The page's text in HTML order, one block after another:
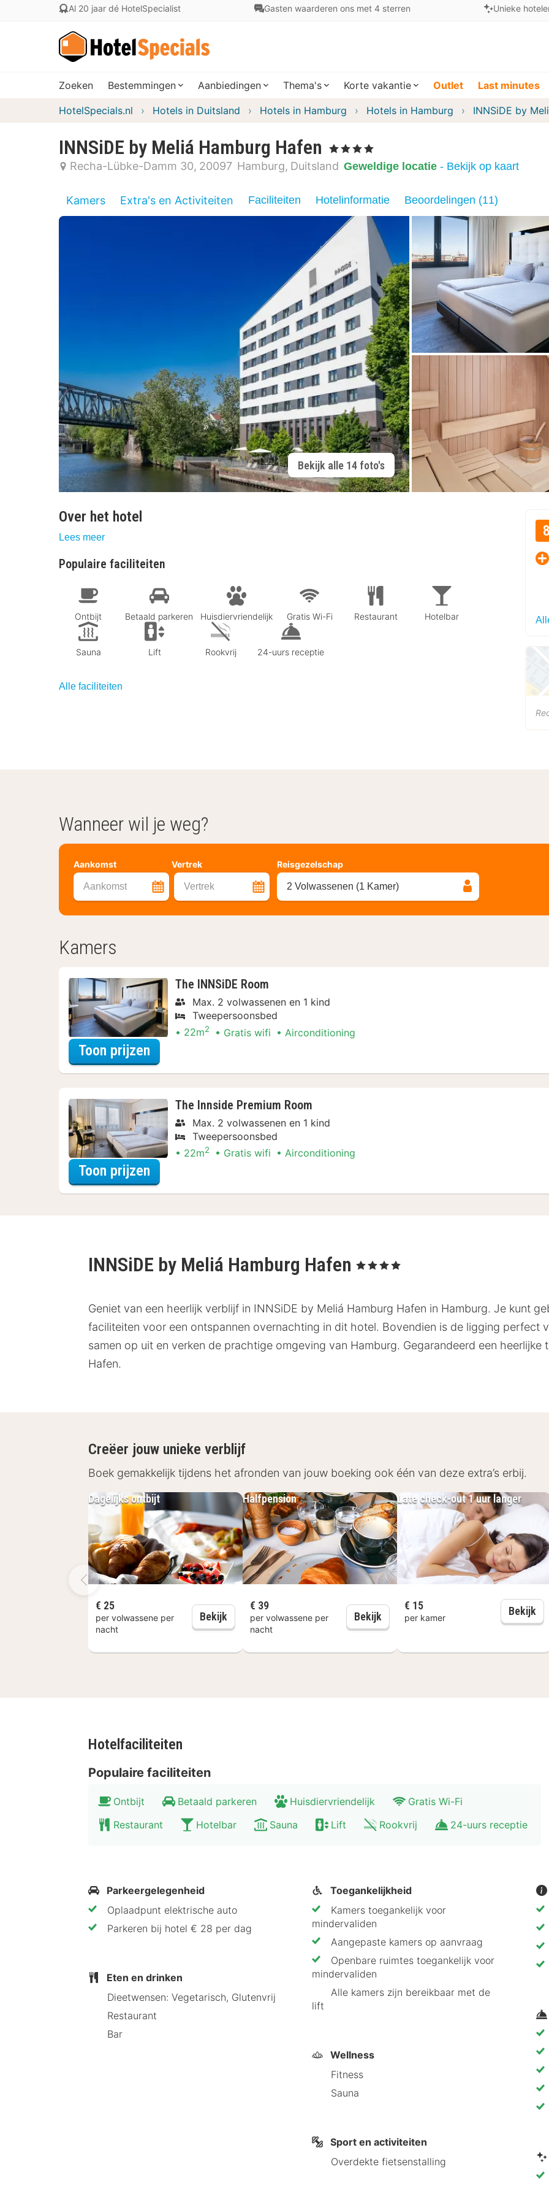
Al 20 jaar dé HotelSpecialist Gasten waarderen ons met 4 sterren Unieke
Zoeken Bestemmingen Aanbiedingen Thema's Korte vakantie Outlet Last minutes
HotelSpecials.nl Hotels in Duitsland Hotels in Hamburg Hotels in Hamburg INNSiDE by
INNSiDE by Meliá Hamburg Hafen , 4 Sterren
Recha-Lübke-Damm 30 20097 Hamburg Duitsland Geweldige locatie - Bekijk op kaart
Kamers Extra's en Activiteiten Faciliteiten Hotelinformatie Beoordelingen (11)
Bekijk alle 14 foto's
Over het hotel
Lees meer
Populaire faciliteiten
Ontbijt Betaald parkeren Huisdiervriendelijk Gratis Wi-Fi Restaurant Hotelbar
Sauna Lift Rookvrij 24-uurs receptie
Alle faciliteiten
Wanneer wil je weg?
Aankomst Vertrek
Aankomst Vertrek
Reisgezelschap
2 Volwassenen (1 Kamer)
Kamers
The INNSiDE Room
Max. 2 volwassenen en 1 kind
Tweepersoonsbed
22m2 Gratis wifi Airconditioning
Toon prijzen
The Innside Premium Room
Max. 2 volwassenen en 1 kind
Tweepersoonsbed
22m2 Gratis wifi Airconditioning
Toon prijzen
INNSiDE by Meliá Hamburg Hafen , 4 Sterren
Geniet van een heerlijk verblijf in INNSiDE by Meliá Hamburg Hafen in Hamburg. Je kunt
faciliteiten voor een ontspannen overnachting in dit hotel. Bovendien is de ligging perfect
samen op uit en verken de prachtige omgeving van Hamburg. Gegarandeerd een heerlijke
Hafen.
Creëer jouw unieke verblijf
Boek gemakkelijk tijdens het afronden van jouw boeking ook één van deze extra’s erbij.
Dagelijks ontbijt
€ 25
per volwassene per
nacht
Bekijk Dagelijks ontbijt
Halfpension
€ 39
per volwassene per
nacht
Bekijk Halfpension
Late check-out 1 uur langer
€ 15
per kamer
Bekijk
Hotelfaciliteiten
Populaire faciliteiten
Ontbijt Betaald parkeren Huisdiervriendelijk
Gratis Wi-Fi
Restaurant
Hotelbar Sauna Lift Rookvrij 24-uurs receptie
Parkeergelegenheid
Oplaadpunt elektrische auto
Parkeren bij hotel € 28 per dag
Eten en drinken
Dieetwensen: Vegetarisch, Glutenvrij
Restaurant
Bar
Toegankelijkheid
mindervaliden
Aangepaste kamers op aanvraag
mindervaliden
Alle kamers zijn bereikbaar met de
lift
Wellness
Fitness
Sauna
Sport en activiteiten
Overdekte fietsenstalling